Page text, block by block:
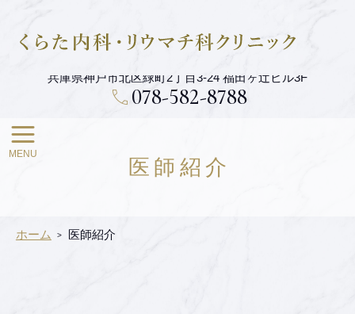
兵庫県神戸市北区緑町2丁目3-24 福田ヶ辻ビル3F
078-582-8788
ホーム 医師紹介
医師紹介